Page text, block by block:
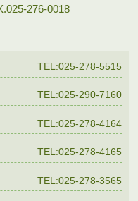
276-0018
TEL:025-278-5515
TEL:025-290-7160
TEL:025-278-4164
TEL:025-278-4165
TEL:025-278-3565